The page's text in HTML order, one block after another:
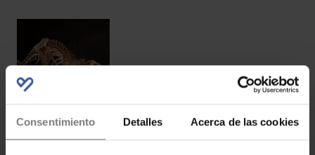
Consentimiento Detalles Acerca de las cookies
Visita Dinópolis 2×1